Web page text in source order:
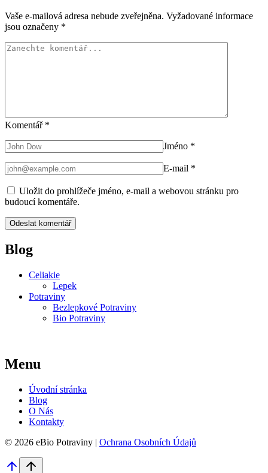
Vaše e-mailová adresa nebude zveřejněna. Vyžadované informace
jsou označeny *
Komentář *
Jméno *
E-mail *
Uložit do prohlížeče jméno, e-mail a webovou stránku pro
budoucí komentáře.
Blog
Celiakie
Lepek
Potraviny
Bezlepkové Potraviny
Bio Potraviny
Menu
Úvodní stránka
Blog
O Nás
Kontakty
© 2026 eBio Potraviny | Ochrana Osobních Údajů